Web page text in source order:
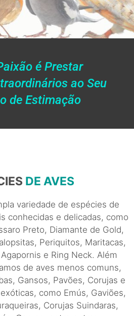
é Prestar
ao Seu
de Estimação
DE AVES
variedade de espécies de
conhecidas e delicadas, como
Preto, Diamante de Gold,
Periquitos, Maritacas,
e Ring Neck. Além
de aves menos comuns,
Gansos, Pavões, Corujas e
como Emús, Gaviões,
Corujas Suindaras,